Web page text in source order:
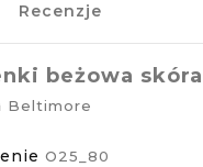
Recenzje
beżowa
Beltimore
O25_80